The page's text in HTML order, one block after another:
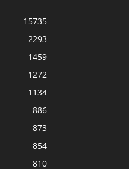
15735
2293
1459
1272
1134
886
873
854
810